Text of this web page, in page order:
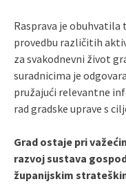
Rasprava je obuhvatila
provedbu različitih
za svakodnevni život
suradnicima je
pružajući relevantne
rad gradske uprave s
Grad ostaje pri
razvoj sustava
županijskim